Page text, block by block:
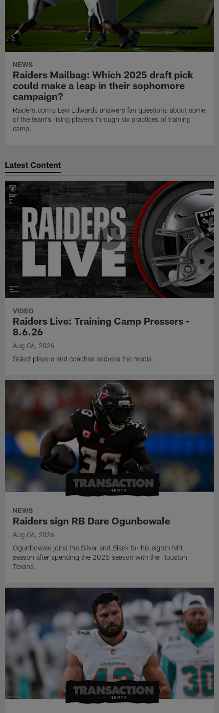
NEWS
Raiders Mailbag: Which 2025 draft pick
could make a leap in their sophomore
campaign?
Raiders.com's Levi Edwards answers fan questions about some
of the team's rising players through six practices of training
camp.
Latest Content
VIDEO
Raiders Live: Training Camp Pressers -
8.6.26
Aug 06, 2026
Select players and coaches address the media.
NEWS
Raiders sign RB Dare Ogunbowale
Aug 06, 2026
Ogunbowale joins the Silver and Black for his eighth NFL
season after spending the 2025 season with the Houston
Texans.